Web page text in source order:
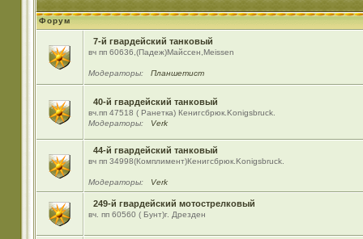
Форум
7-й гвардейский танковый
вч пп 60636,(Падеж)Майсcен,Meissen
Модераторы: Планшетист
40-й гвардейский танковый
вч.пп 47518 ( Ранетка) Кенигсбрюк.Konigsbruck.
Модераторы:
Verk
44-й гвардейский танковый
вч пп 34998(Комплимент)Кенигсбрюк.Konigsbruck.
Модераторы: Verk
249-й гвардейский мотострелковый
вч. пп 60560 ( Бунт)г. Дрезден